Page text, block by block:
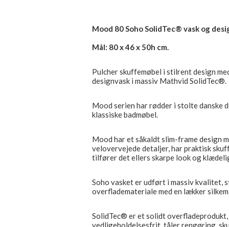
Mood 80 Soho SolidTec® vask og
Mål: 80 x 46 x 50h cm.
Pulcher skuffemøbel i stilrent design
designvask i massiv Mathvid SolidTec®.
Mood serien har rødder i stolte
klassiske badmøbel.
Mood har et såkaldt slim-frame design
velovervejede detaljer, har praktisk
tilfører det ellers skarpe look og
Soho vasket er udført i massiv
overflademateriale med en lækker
SolidTec® er et solidt
vedligeholdelsesfrit, tåler rengøring,